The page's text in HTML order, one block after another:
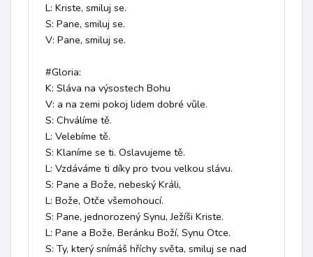
L: Kriste, smiluj se.
S: Pane, smiluj se.
V: Pane, smiluj se.
#Gloria:
K: Sláva na výsostech Bohu
V: a na zemi pokoj lidem dobré vůle.
S: Chválíme tě.
L: Velebíme tě.
S: Klaníme se ti. Oslavujeme tě.
L: Vzdáváme ti díky pro tvou velkou slávu.
S: Pane a Bože, nebeský Králi,
L: Bože, Otče všemohoucí.
S: Pane, jednorozený Synu, Ježíši Kriste.
L: Pane a Bože, Beránku Boží, Synu Otce.
S: Ty, který snímáš hříchy světa, smiluj se nad